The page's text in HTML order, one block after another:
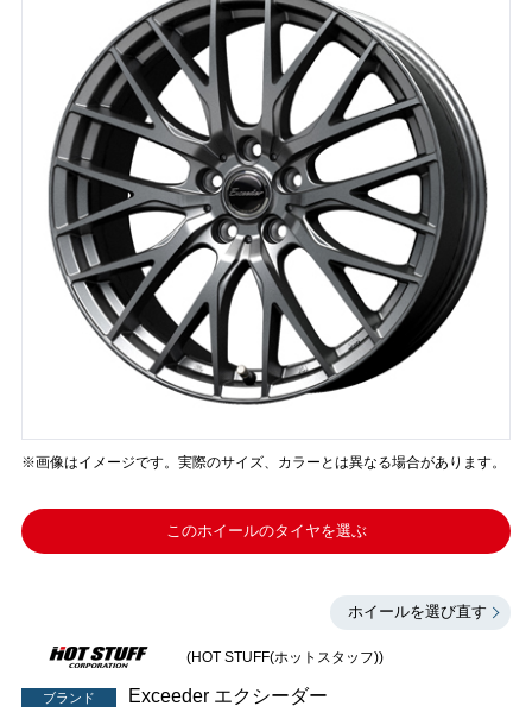
※画像はイメージです。実際のサイズ、カラーとは異なる場合があります。
このホイールのタイヤを選ぶ
ホイールを選び直す
(HOT STUFF(ホットスタッフ))
ブランド Exceeder エクシーダー